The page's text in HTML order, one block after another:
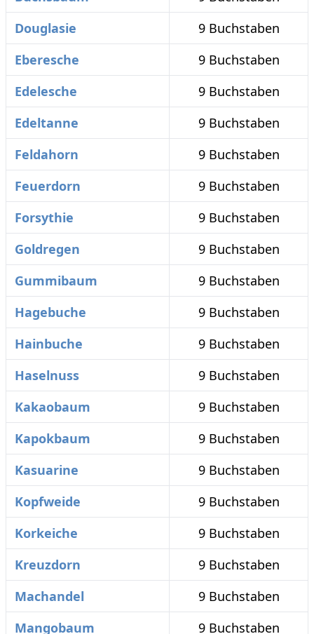
Douglasie
9 Buchstaben
Eberesche
9 Buchstaben
Edelesche
9 Buchstaben
Edeltanne
9 Buchstaben
Feldahorn
9 Buchstaben
Feuerdorn
9 Buchstaben
Forsythie
9 Buchstaben
Goldregen
9 Buchstaben
Gummibaum
9 Buchstaben
Hagebuche
9 Buchstaben
Hainbuche
9 Buchstaben
Haselnuss
9 Buchstaben
Kakaobaum
9 Buchstaben
Kapokbaum
9 Buchstaben
Kasuarine
9 Buchstaben
Kopfweide
9 Buchstaben
Korkeiche
9 Buchstaben
Kreuzdorn
9 Buchstaben
Machandel
9 Buchstaben
Mangobaum
9 Buchstaben